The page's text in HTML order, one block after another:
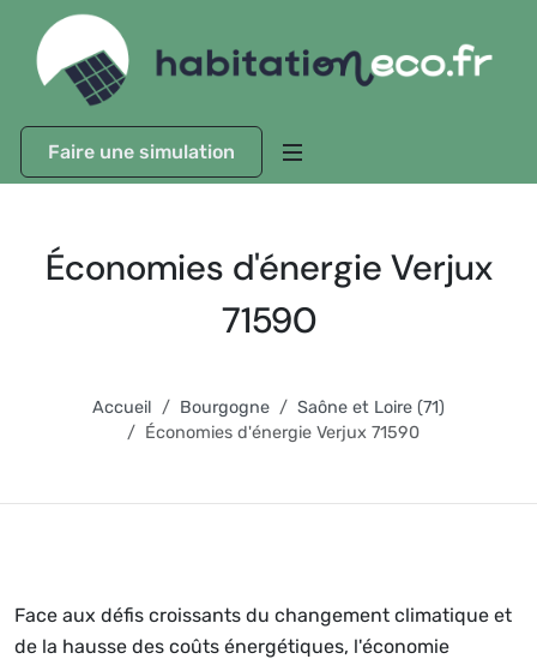
Faire une simulation
Économies d'énergie Verjux
71590
Accueil Bourgogne
Saône et Loire (71)
Économies d'énergie Verjux 71590
Face aux défis croissants du changement climatique et
de la hausse des coûts énergétiques, l'économie